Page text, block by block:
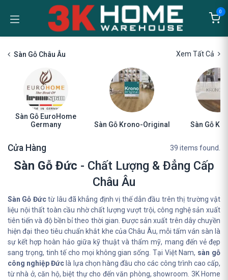
Bỏ qua để đến Nội dung
0
Sàn Gỗ Châu Âu Xem Tất Cả
Sàn Gỗ EuroHome
Germany
Sàn Gỗ Krono-Original Sàn Gỗ
Cửa Hàng 39 items found.
Sàn Gỗ Đức - Chất Lượng & Đẳng Cấp
Châu Âu
Sàn Gỗ Đứctừ lâu đã khẳng định vị thế dẫn đầu trên thị trường vật
liệu nội thất toàn cầu nhờ chất lượng vượt trội, công nghệ sản xuất
tiên tiến và độ bền bỉ theo thời gian. Được sản xuất trên dây chuyền
hiện đại theo tiêu chuẩn khắt khe của Châu Âu, mỗi tấm ván sàn là
sự kết hợp hoàn hảo giữa kỹ thuật và thẩm mỹ, mang đến vẻ đẹp
sang trọng, tinh tế cho mọi không gian sống. Tại Việt Nam, sàn gỗ
công nghiệp Đức là lựa chọn hàng đầu cho các công trình cao cấp,
từ nhà ở, căn hộ, biệt thự cho đến văn phòng, showroom. 3K Home